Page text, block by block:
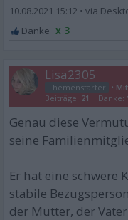
10.08.2021 15:12 •
x 3
Lisa2305
•
Beiträge: 21 Danke:
Genau diese
seine
Er hat eine schwere
stabile
der Mutter, der